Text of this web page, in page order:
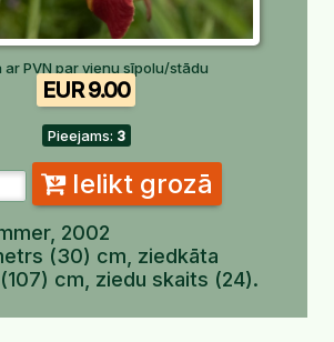
ar PVN par vienu sīpolu/stādu
EUR 9.00
Pieejams: 3
Ielikt grozā
2002
(30) cm, ziedkāta
cm, ziedu skaits (24).